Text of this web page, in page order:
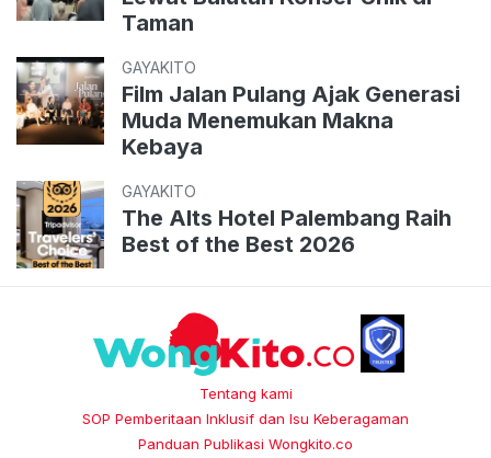
Taman
GAYAKITO
Film Jalan Pulang Ajak Generasi
Muda Menemukan Makna
Kebaya
GAYAKITO
The Alts Hotel Palembang Raih
Best of the Best 2026
Tentang kami
SOP Pemberitaan Inklusif dan Isu Keberagaman
Panduan Publikasi Wongkito.co